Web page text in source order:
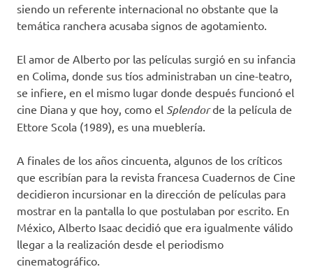
siendo un referente internacional no obstante que la
temática ranchera acusaba signos de agotamiento.
El amor de Alberto por las películas surgió en su infancia
en Colima, donde sus tíos administraban un cine-teatro,
se infiere, en el mismo lugar donde después funcionó el
cine Diana y que hoy, como el Splendorde la película de
Ettore Scola (1989), es una mueblería.
A finales de los años cincuenta, algunos de los críticos
que escribían para la revista francesa Cuadernos de Cine
decidieron incursionar en la dirección de películas para
mostrar en la pantalla lo que postulaban por escrito. En
México, Alberto Isaac decidió que era igualmente válido
llegar a la realización desde el periodismo
cinematográfico.